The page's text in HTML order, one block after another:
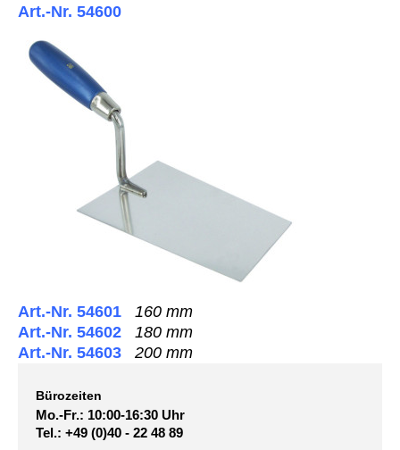
Art.-Nr. 54600
Art.-Nr. 54601
160 mm
Art.-Nr. 54602
180 mm
Art.-Nr. 54603
200 mm
Bürozeiten
Mo.-Fr.: 10:00-16:30 Uhr
Tel.: +49 (0)40 - 22 48 89